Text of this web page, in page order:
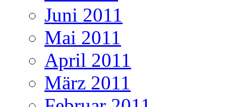
Juni 2011
Mai 2011
April 2011
März 2011